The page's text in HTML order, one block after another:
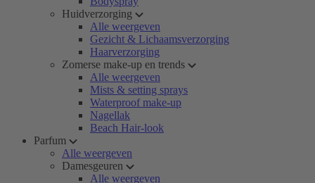
Huidverzorging
Alle weergeven
Gezicht & Lichaamsverzorging
Haarverzorging
Zomerse make-up en trends
Alle weergeven
Mists & setting sprays
Waterproof make-up
Nagellak
Beach Hair-look
Parfum
Alle weergeven
Damesgeuren
Alle weergeven